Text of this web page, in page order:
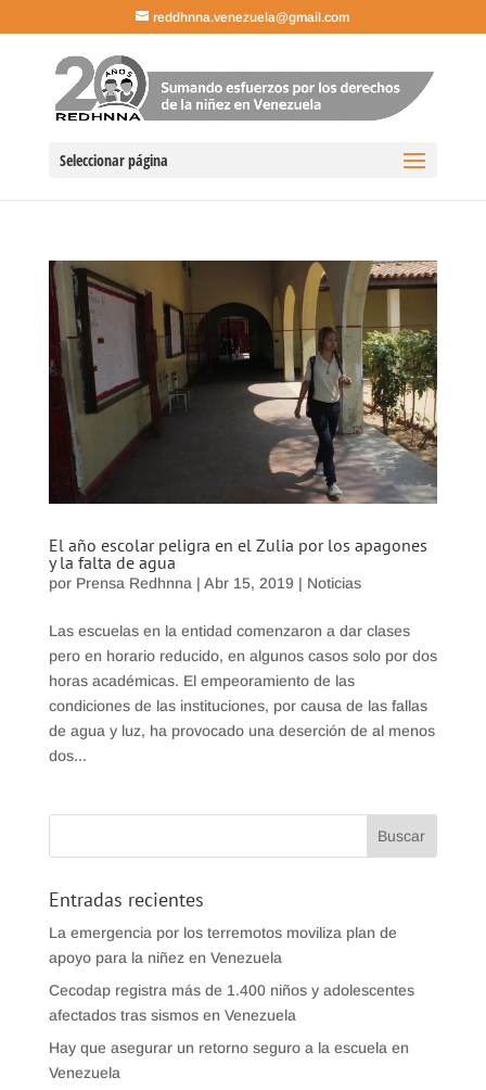
reddhnna.venezuela@gmail.com
Seleccionar página
El año escolar peligra en el Zulia por los apagones
y la falta de agua
por Prensa Redhnna | Abr 15, 2019 | Noticias
Las escuelas en la entidad comenzaron a dar clases
pero en horario reducido, en algunos casos solo por dos
horas académicas. El empeoramiento de las
condiciones de las instituciones, por causa de las fallas
de agua y luz, ha provocado una deserción de al menos
dos...
Entradas recientes
La emergencia por los terremotos moviliza plan de
apoyo para la niñez en Venezuela
Cecodap registra más de 1.400 niños y adolescentes
afectados tras sismos en Venezuela
Hay que asegurar un retorno seguro a la escuela en
Venezuela